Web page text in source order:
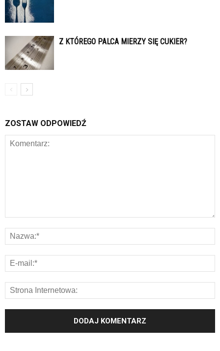
Z KTÓREGO PALCA MIERZY SIĘ CUKIER?
ZOSTAW ODPOWIEDŹ